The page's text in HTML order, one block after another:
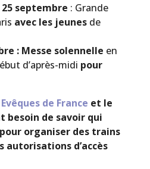
septembre : Grande
avec les jeunesde
: Messe solennelle en
d’après-midi pour
de France et le
besoin de savoir qui
organiser des trains
autorisations d’accès